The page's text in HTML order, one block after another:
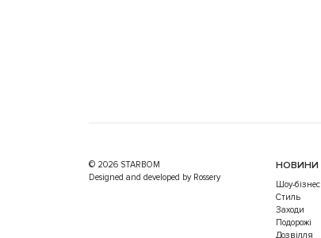
© 2026 STARBOM
Designed and developed by Rossery
НОВИНИ
Шоу-бізнес
Стиль
Заходи
Подорожі
Дозвілля